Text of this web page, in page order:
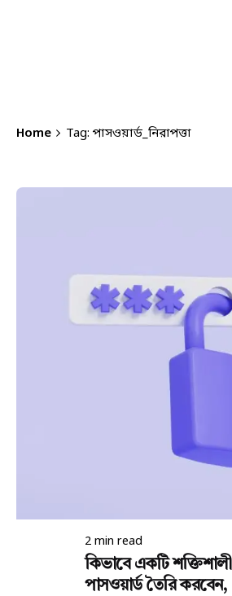
Home Tag: পাসওয়ার্ড_নিরাপত্তা
Posted by
কিউরেটর
2 min read
কিভাবে একটি শক্তিশালী
পাসওয়ার্ড তৈরি করবেন,